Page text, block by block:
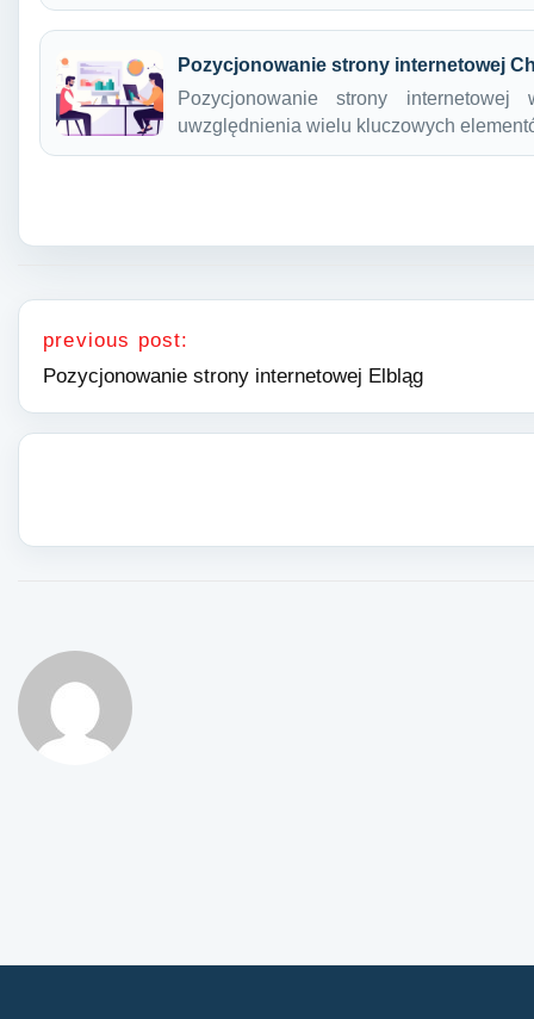
Pozycjonowanie strony internetowej
Pozycjonowanie strony
uwzględnienia wielu kluczowych
Nawigacja wpisu
previous post:
Pozycjonowanie strony internetowej Elbląg